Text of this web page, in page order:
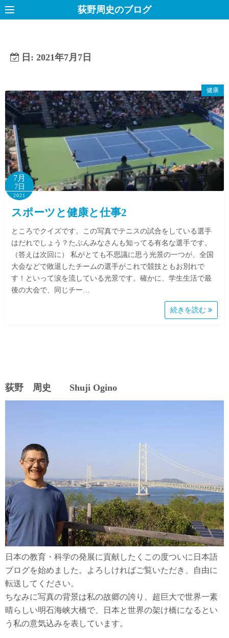
コ
ン
キ
ッ
プ
荻野周史のブログ
日: 2021年7月7日
健康
7月
7日
2021
スポーツと健康と仕事2
ところでクイズです。この写真でテニスの試合をしている選手
はだれでしょう？たぶんみなさんも知ってる有名な選手です。
（答えは次回に） 私がとても不思議に思う光景の一つが、全国
大会などで敗退したチームの選手がこれで競技ともお別れで
す！といって涙を流している光景です。確かに、学生生活で最
後の大会で、同じチー…
続きを読む
荻野 周史 Shuji Ogino
日本の教育・科学の発展に貢献したくこの度ついに日本語
ブログを始めました。よろしければご覧いただき、自由に
転送してください。
ちなみに写真の背景は私の故郷の誇り、超巨大で世界一素
晴らしい明石海峡大橋で、日本と世界の架け橋になるとい
う私の意気込みを表しています。